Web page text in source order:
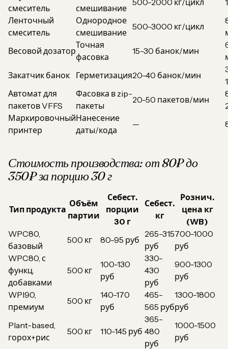
смеситель
смешивание
500-2000 кг/цикл
Ленточный
смеситель
Однородное
смешивание
500-3000 кг/цикл
Весовой дозатор
Точная
фасовка
15-30 банок/мин
Закатчик банок
Герметизация20-40 банок/мин
Автомат для
пакетов VFFS
Фасовка в zip-
пакеты
20-50 пакетов/мин
Маркировочный
принтер
Нанесение
даты/кода
—
Стоимость производства: от 80₽ до
350₽ за порцию 30 г
Тип продукта
Объём
партии
Себест.
порции
30 г
Себест.
кг
Рознич.
цена кг
(WB)
WPC80,
базовый
500 кг 80-95 руб
265-315
руб
700-1000
руб
WPC80, с
функц.
добавками
500 кг
100-130
руб
330-
430
руб
900-1300
руб
WPI90,
премиум
500 кг
140-170
руб
465-
565 руб
1300-1800
руб
Plant-based,
горох+рис
500 кг 110-145 руб
365-
480
руб
1000-1500
руб